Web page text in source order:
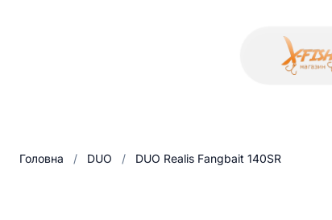
Головна / DUO / DUO Realis Fangbait 140SR